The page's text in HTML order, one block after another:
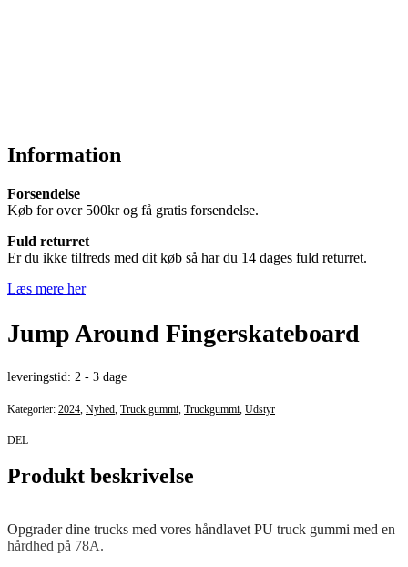
Information
Forsendelse
Køb for over 500kr og få gratis forsendelse.
Fuld returret
Er du ikke tilfreds med dit køb så har du 14 dages fuld returret.
Læs mere her
Jump Around Fingerskateboard
leveringstid: 2 - 3 dage
Kategorier: 2024, Nyhed, Truck gummi, Truckgummi, Udstyr
DEL
Produkt beskrivelse
Opgrader dine trucks med vores håndlavet PU truck gummi med en
hårdhed på 78A.